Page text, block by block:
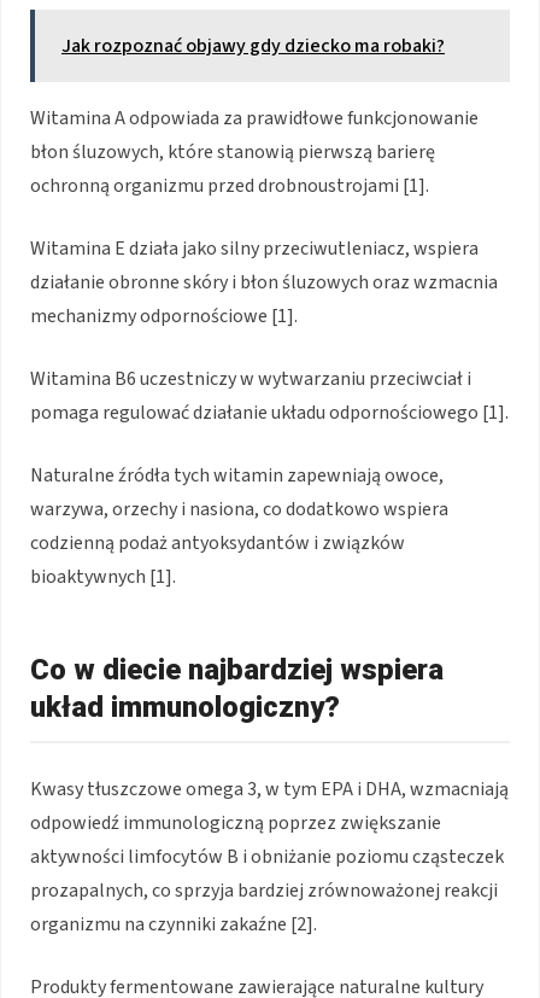
Jak rozpoznać objawy gdy dziecko ma robaki?
Witamina A odpowiada za prawidłowe funkcjonowanie
błon śluzowych, które stanowią pierwszą barierę
ochronną organizmu przed drobnoustrojami [1].
Witamina E działa jako silny przeciwutleniacz, wspiera
działanie obronne skóry i błon śluzowych oraz wzmacnia
mechanizmy odpornościowe [1].
Witamina B6 uczestniczy w wytwarzaniu przeciwciał i
pomaga regulować działanie układu odpornościowego [1].
Naturalne źródła tych witamin zapewniają owoce,
warzywa, orzechy i nasiona, co dodatkowo wspiera
codzienną podaż antyoksydantów i związków
bioaktywnych [1].
Co w diecie najbardziej wspiera
układ immunologiczny?
Kwasy tłuszczowe omega 3, w tym EPA i DHA, wzmacniają
odpowiedź immunologiczną poprzez zwiększanie
aktywności limfocytów B i obniżanie poziomu cząsteczek
prozapalnych, co sprzyja bardziej zrównoważonej reakcji
organizmu na czynniki zakaźne [2].
Produkty fermentowane zawierające naturalne kultury